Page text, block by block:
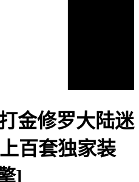
金修罗大陆迷
百套独家装
]